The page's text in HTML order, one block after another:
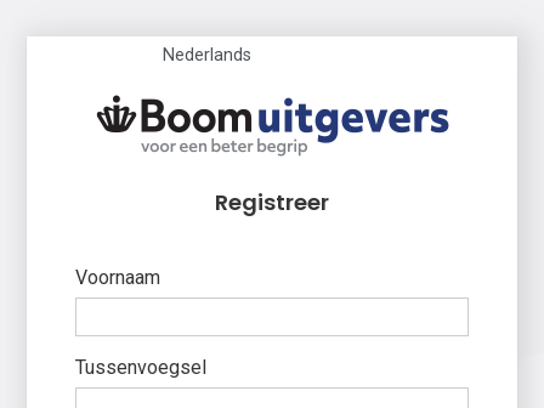
Nederlands
Registreer
Voornaam
Tussenvoegsel